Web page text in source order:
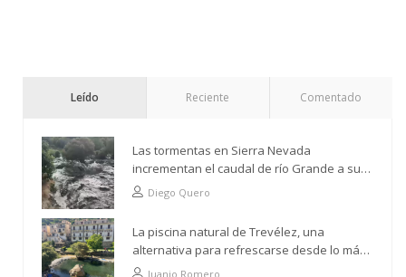
Leído Reciente Comentado
Las tormentas en Sierra Nevada
incrementan el caudal de río Grande a su
paso por Trevélez
Diego Quero
La piscina natural de Trevélez, una
alternativa para refrescarse desde lo más
altoJuanjo Romero